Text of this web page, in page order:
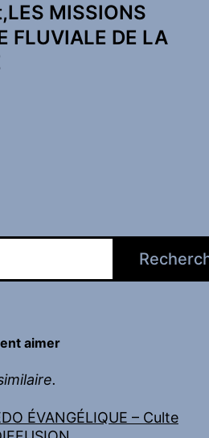
MISSIONS
FLUVIALE DE LA
aimer
ÉVANGÉLIQUE – Culte